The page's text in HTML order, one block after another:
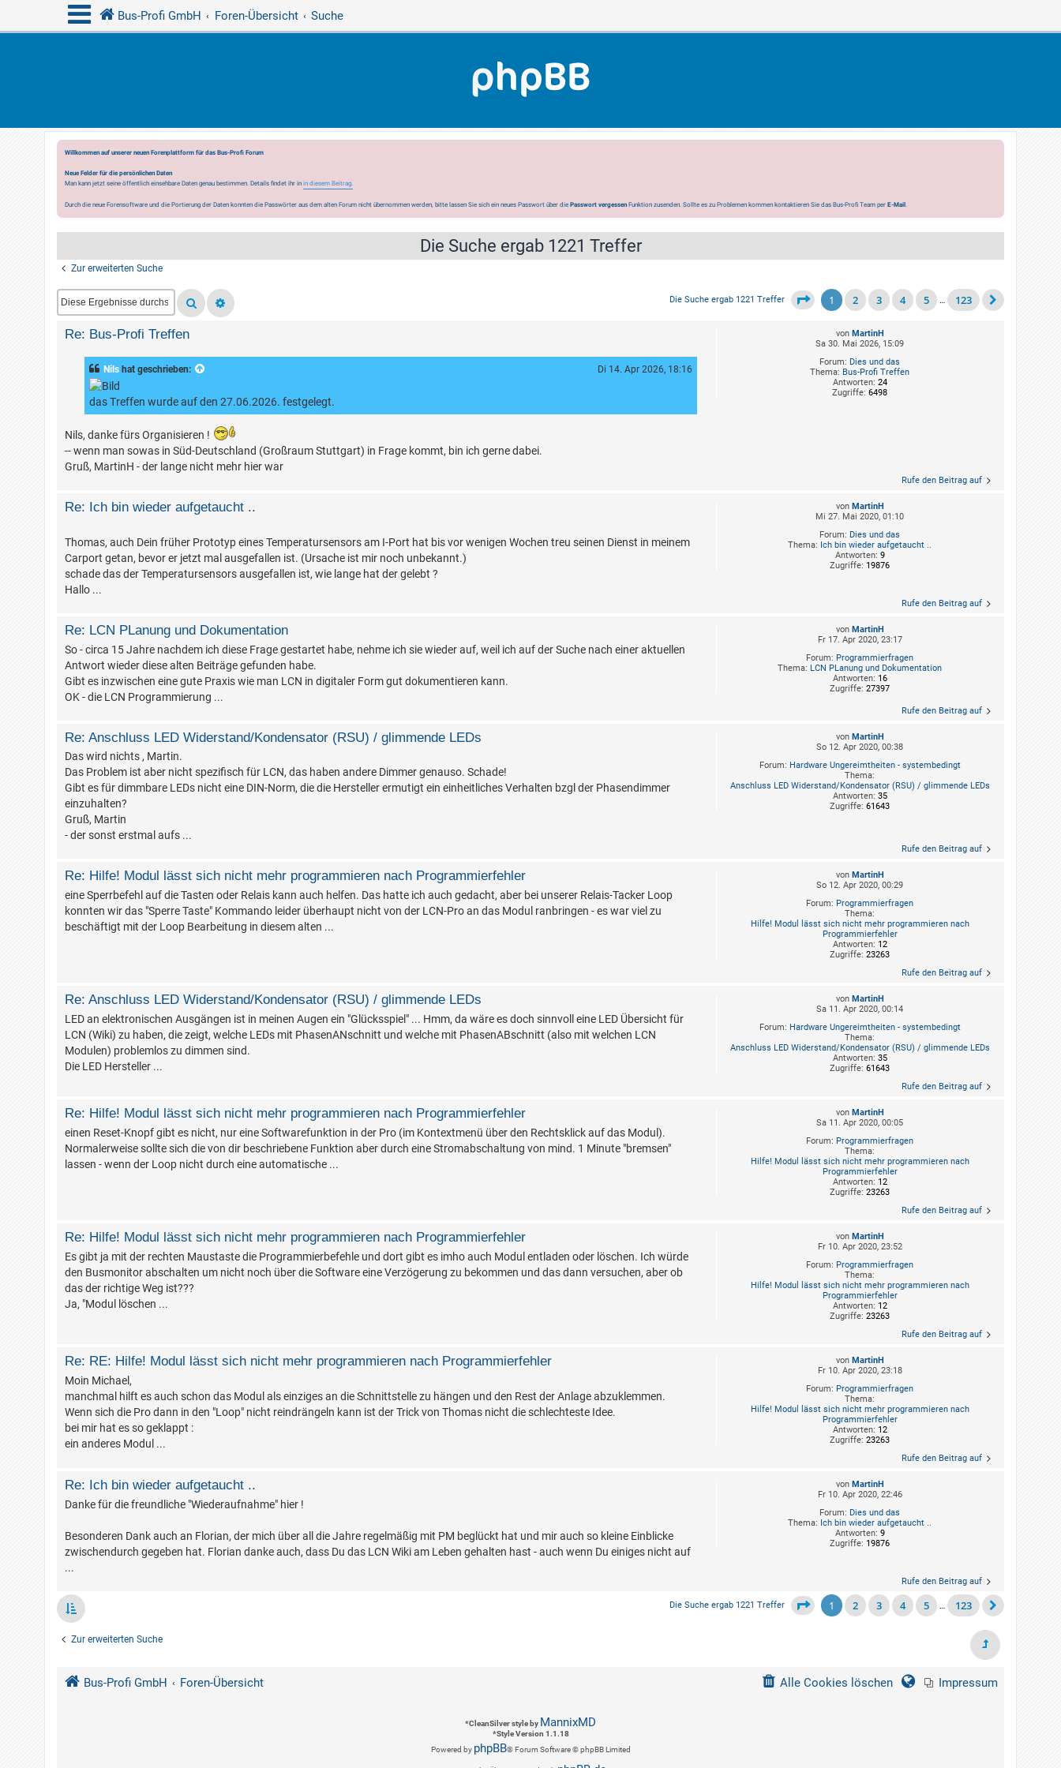
Bus-Profi GmbH Foren-Übersicht Suche
Willkommen auf unserer neuen Forenplattform für das Bus-Profi Forum
Neue Felder für die persönlichen Daten
Man kann jetzt seine öffentlich einsehbare Daten genau bestimmen. Details findet ihr in in diesem Beitrag.
Durch die neue Forensoftware und die Portierung der Daten konnten die Passwörter aus dem alten Forum nicht übernommen werden, bitte lassen Sie sich ein neues Passwort über die Passwort vergessen Funktion zusenden. Sollte es zu Problemen kommen kontaktieren Sie das Bus-Profi Team per E-Mail.
Die Suche ergab 1221 Treffer
Zur erweiterten Suche
Die Suche ergab 1221 Treffer 1 2 3 4 5 … 123
von MartinH
Sa 30. Mai 2026, 15:09
Forum: Dies und das
Thema: Bus-Profi Treffen
Antworten: 24
Zugriffe: 6498
Re: Bus-Profi Treffen
Nils hat geschrieben: Di 14. Apr 2026, 18:16
das Treffen wurde auf den 27.06.2026. festgelegt.
Nils, danke fürs Organisieren !
-- wenn man sowas in Süd-Deutschland (Großraum Stuttgart) in Frage kommt, bin ich gerne dabei.
Gruß, MartinH - der lange nicht mehr hier war
Rufe den Beitrag auf
von MartinH
Mi 27. Mai 2020, 01:10
Forum: Dies und das
Thema: Ich bin wieder aufgetaucht ..
Antworten: 9
Zugriffe: 19876
Re: Ich bin wieder aufgetaucht ..
Thomas, auch Dein früher Prototyp eines Temperatursensors am I-Port hat bis vor wenigen Wochen treu seinen Dienst in meinem
Carport getan, bevor er jetzt mal ausgefallen ist. (Ursache ist mir noch unbekannt.)
schade das der Temperatursensors ausgefallen ist, wie lange hat der gelebt ?
Hallo ...
Rufe den Beitrag auf
von MartinH
Fr 17. Apr 2020, 23:17
Forum: Programmierfragen
Thema: LCN PLanung und Dokumentation
Antworten: 16
Zugriffe: 27397
Re: LCN PLanung und Dokumentation
So - circa 15 Jahre nachdem ich diese Frage gestartet habe, nehme ich sie wieder auf, weil ich auf der Suche nach einer aktuellen
Antwort wieder diese alten Beiträge gefunden habe.
Gibt es inzwischen eine gute Praxis wie man LCN in digitaler Form gut dokumentieren kann.
OK - die LCN Programmierung ...
Rufe den Beitrag auf
von MartinH
So 12. Apr 2020, 00:38
Forum: Hardware Ungereimtheiten - systembedingt
Thema:
Anschluss LED Widerstand/Kondensator (RSU) / glimmende LEDs
Antworten: 35
Zugriffe: 61643
Re: Anschluss LED Widerstand/Kondensator (RSU) / glimmende LEDs
Das wird nichts , Martin.
Das Problem ist aber nicht spezifisch für LCN, das haben andere Dimmer genauso. Schade!
Gibt es für dimmbare LEDs nicht eine DIN-Norm, die die Hersteller ermutigt ein einheitliches Verhalten bzgl der Phasendimmer
einzuhalten?
Gruß, Martin
- der sonst erstmal aufs ...
Rufe den Beitrag auf
von MartinH
So 12. Apr 2020, 00:29
Forum: Programmierfragen
Thema:
Hilfe! Modul lässt sich nicht mehr programmieren nach
Programmierfehler
Antworten: 12
Zugriffe: 23263
Re: Hilfe! Modul lässt sich nicht mehr programmieren nach Programmierfehler
eine Sperrbefehl auf die Tasten oder Relais kann auch helfen. Das hatte ich auch gedacht, aber bei unserer Relais-Tacker Loop
konnten wir das "Sperre Taste" Kommando leider überhaupt nicht von der LCN-Pro an das Modul ranbringen - es war viel zu
beschäftigt mit der Loop Bearbeitung in diesem alten ...
Rufe den Beitrag auf
von MartinH
Sa 11. Apr 2020, 00:14
Forum: Hardware Ungereimtheiten - systembedingt
Thema:
Anschluss LED Widerstand/Kondensator (RSU) / glimmende LEDs
Antworten: 35
Zugriffe: 61643
Re: Anschluss LED Widerstand/Kondensator (RSU) / glimmende LEDs
LED an elektronischen Ausgängen ist in meinen Augen ein "Glücksspiel" ... Hmm, da wäre es doch sinnvoll eine LED Übersicht für
LCN (Wiki) zu haben, die zeigt, welche LEDs mit PhasenANschnitt und welche mit PhasenABschnitt (also mit welchen LCN
Modulen) problemlos zu dimmen sind.
Die LED Hersteller ...
Rufe den Beitrag auf
von MartinH
Sa 11. Apr 2020, 00:05
Forum: Programmierfragen
Thema:
Hilfe! Modul lässt sich nicht mehr programmieren nach
Programmierfehler
Antworten: 12
Zugriffe: 23263
Re: Hilfe! Modul lässt sich nicht mehr programmieren nach Programmierfehler
einen Reset-Knopf gibt es nicht, nur eine Softwarefunktion in der Pro (im Kontextmenü über den Rechtsklick auf das Modul).
Normalerweise sollte sich die von dir beschriebene Funktion aber durch eine Stromabschaltung von mind. 1 Minute "bremsen"
lassen - wenn der Loop nicht durch eine automatische ...
Rufe den Beitrag auf
von MartinH
Fr 10. Apr 2020, 23:52
Forum: Programmierfragen
Thema:
Hilfe! Modul lässt sich nicht mehr programmieren nach
Programmierfehler
Antworten: 12
Zugriffe: 23263
Re: Hilfe! Modul lässt sich nicht mehr programmieren nach Programmierfehler
Es gibt ja mit der rechten Maustaste die Programmierbefehle und dort gibt es imho auch Modul entladen oder löschen. Ich würde
den Busmonitor abschalten um nicht noch über die Software eine Verzögerung zu bekommen und das dann versuchen, aber ob
das der richtige Weg ist???
Ja, "Modul löschen ...
Rufe den Beitrag auf
von MartinH
Fr 10. Apr 2020, 23:18
Forum: Programmierfragen
Thema:
Hilfe! Modul lässt sich nicht mehr programmieren nach
Programmierfehler
Antworten: 12
Zugriffe: 23263
Re: RE: Hilfe! Modul lässt sich nicht mehr programmieren nach Programmierfehler
Moin Michael,
manchmal hilft es auch schon das Modul als einziges an die Schnittstelle zu hängen und den Rest der Anlage abzuklemmen.
Wenn sich die Pro dann in den "Loop" nicht reindrängeln kann ist der Trick von Thomas nicht die schlechteste Idee.
bei mir hat es so geklappt :
ein anderes Modul ...
Rufe den Beitrag auf
von MartinH
Fr 10. Apr 2020, 22:46
Forum: Dies und das
Thema: Ich bin wieder aufgetaucht ..
Antworten: 9
Zugriffe: 19876
Re: Ich bin wieder aufgetaucht ..
Danke für die freundliche "Wiederaufnahme" hier !
Besonderen Dank auch an Florian, der mich über all die Jahre regelmäßig mit PM beglückt hat und mir auch so kleine Einblicke
zwischendurch gegeben hat. Florian danke auch, dass Du das LCN Wiki am Leben gehalten hast - auch wenn Du einiges nicht auf
...
Rufe den Beitrag auf
Die Suche ergab 1221 Treffer 1 2 3 4 5 … 123
Zur erweiterten Suche
Bus-Profi GmbH Foren-Übersicht Impressum
Alle Cookies löschen
*CleanSilver style by MannixMD
*Style Version 1.1.18
Powered by phpBB® Forum Software © phpBB Limited